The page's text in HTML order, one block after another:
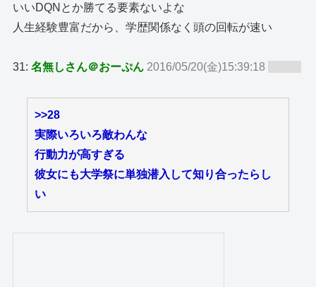
いいDQNとか勝てる要素ないよな
人生経験豊富だから、学歴関係なく頭の回転が速い
31:名無しさん＠おーぷん 2016/05/20(金)15:39:18
>>28
実際いろいろ敵わんな
行動力が高すぎる
彼女にも大学祭に単独潜入して知り合ったらし
い